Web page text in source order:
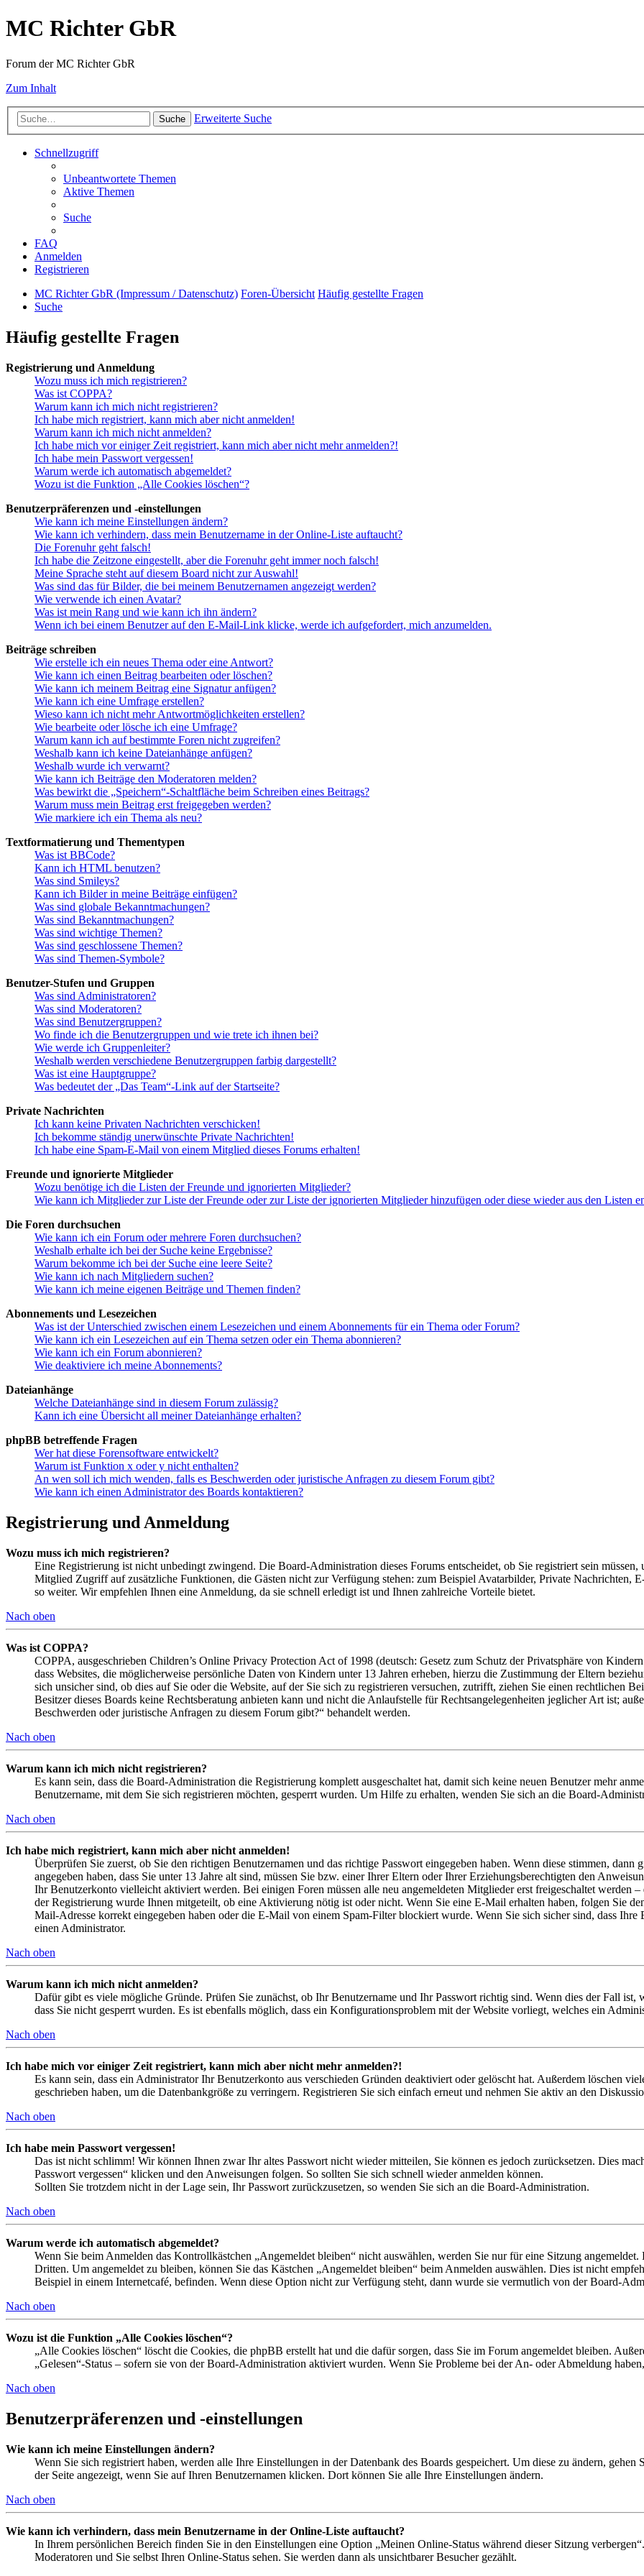
MC Richter GbR
Forum der MC Richter GbR
Zum Inhalt
Suche Erweiterte Suche
Schnellzugriff
Unbeantwortete Themen
Aktive Themen
Suche
FAQ
Anmelden
Registrieren
MC Richter GbR (Impressum / Datenschutz) Foren-Übersicht Häufig gestellte Fragen
Suche
Häufig gestellte Fragen
Registrierung und Anmeldung
Wozu muss ich mich registrieren?
Was ist COPPA?
Warum kann ich mich nicht registrieren?
Ich habe mich registriert, kann mich aber nicht anmelden!
Warum kann ich mich nicht anmelden?
Ich habe mich vor einiger Zeit registriert, kann mich aber nicht mehr anmelden?!
Ich habe mein Passwort vergessen!
Warum werde ich automatisch abgemeldet?
Wozu ist die Funktion „Alle Cookies löschen“?
Benutzerpräferenzen und -einstellungen
Wie kann ich meine Einstellungen ändern?
Wie kann ich verhindern, dass mein Benutzername in der Online-Liste auftaucht?
Die Forenuhr geht falsch!
Ich habe die Zeitzone eingestellt, aber die Forenuhr geht immer noch falsch!
Meine Sprache steht auf diesem Board nicht zur Auswahl!
Was sind das für Bilder, die bei meinem Benutzernamen angezeigt werden?
Wie verwende ich einen Avatar?
Was ist mein Rang und wie kann ich ihn ändern?
Wenn ich bei einem Benutzer auf den E-Mail-Link klicke, werde ich aufgefordert, mich anzumelden.
Beiträge schreiben
Wie erstelle ich ein neues Thema oder eine Antwort?
Wie kann ich einen Beitrag bearbeiten oder löschen?
Wie kann ich meinem Beitrag eine Signatur anfügen?
Wie kann ich eine Umfrage erstellen?
Wieso kann ich nicht mehr Antwortmöglichkeiten erstellen?
Wie bearbeite oder lösche ich eine Umfrage?
Warum kann ich auf bestimmte Foren nicht zugreifen?
Weshalb kann ich keine Dateianhänge anfügen?
Weshalb wurde ich verwarnt?
Wie kann ich Beiträge den Moderatoren melden?
Was bewirkt die „Speichern“-Schaltfläche beim Schreiben eines Beitrags?
Warum muss mein Beitrag erst freigegeben werden?
Wie markiere ich ein Thema als neu?
Textformatierung und Thementypen
Was ist BBCode?
Kann ich HTML benutzen?
Was sind Smileys?
Kann ich Bilder in meine Beiträge einfügen?
Was sind globale Bekanntmachungen?
Was sind Bekanntmachungen?
Was sind wichtige Themen?
Was sind geschlossene Themen?
Was sind Themen-Symbole?
Benutzer-Stufen und Gruppen
Was sind Administratoren?
Was sind Moderatoren?
Was sind Benutzergruppen?
Wo finde ich die Benutzergruppen und wie trete ich ihnen bei?
Wie werde ich Gruppenleiter?
Weshalb werden verschiedene Benutzergruppen farbig dargestellt?
Was ist eine Hauptgruppe?
Was bedeutet der „Das Team“-Link auf der Startseite?
Private Nachrichten
Ich kann keine Privaten Nachrichten verschicken!
Ich bekomme ständig unerwünschte Private Nachrichten!
Ich habe eine Spam-E-Mail von einem Mitglied dieses Forums erhalten!
Freunde und ignorierte Mitglieder
Wozu benötige ich die Listen der Freunde und ignorierten Mitglieder?
Wie kann ich Mitglieder zur Liste der Freunde oder zur Liste der ignorierten Mitglieder hinzufügen oder diese wieder aus den Listen
Die Foren durchsuchen
Wie kann ich ein Forum oder mehrere Foren durchsuchen?
Weshalb erhalte ich bei der Suche keine Ergebnisse?
Warum bekomme ich bei der Suche eine leere Seite?
Wie kann ich nach Mitgliedern suchen?
Wie kann ich meine eigenen Beiträge und Themen finden?
Abonnements und Lesezeichen
Was ist der Unterschied zwischen einem Lesezeichen und einem Abonnements für ein Thema oder Forum?
Wie kann ich ein Lesezeichen auf ein Thema setzen oder ein Thema abonnieren?
Wie kann ich ein Forum abonnieren?
Wie deaktiviere ich meine Abonnements?
Dateianhänge
Welche Dateianhänge sind in diesem Forum zulässig?
Kann ich eine Übersicht all meiner Dateianhänge erhalten?
phpBB betreffende Fragen
Wer hat diese Forensoftware entwickelt?
Warum ist Funktion x oder y nicht enthalten?
An wen soll ich mich wenden, falls es Beschwerden oder juristische Anfragen zu diesem Forum gibt?
Wie kann ich einen Administrator des Boards kontaktieren?
Registrierung und Anmeldung
Wozu muss ich mich registrieren?
Eine Registrierung ist nicht unbedingt zwingend. Die Board-Administration dieses Forums entscheidet, ob Sie registriert sein
Mitglied Zugriff auf zusätzliche Funktionen, die Gästen nicht zur Verfügung stehen: zum Beispiel Avatarbilder, Private Nachrichten,
so weiter. Wir empfehlen Ihnen eine Anmeldung, da sie schnell erledigt ist und Ihnen zahlreiche Vorteile bietet.
Nach oben
Was ist COPPA?
COPPA, ausgeschrieben Children’s Online Privacy Protection Act of 1998 (deutsch: Gesetz zum Schutz der Privatsphäre von
dass Websites, die möglicherweise persönliche Daten von Kindern unter 13 Jahren erheben, hierzu die Zustimmung der Eltern
sich unsicher sind, ob dies auf Sie oder die Website, auf der Sie sich zu registrieren versuchen, zutrifft, ziehen Sie einen rechtlichen
Besitzer dieses Boards keine Rechtsberatung anbieten kann und nicht die Anlaufstelle für Rechtsangelegenheiten jeglicher Art ist;
Beschwerden oder juristische Anfragen zu diesem Forum gibt?“ behandelt werden.
Nach oben
Warum kann ich mich nicht registrieren?
Es kann sein, dass die Board-Administration die Registrierung komplett ausgeschaltet hat, damit sich keine neuen Benutzer mehr
Benutzername, mit dem Sie sich registrieren möchten, gesperrt wurden. Um Hilfe zu erhalten, wenden Sie sich an die Board-
Nach oben
Ich habe mich registriert, kann mich aber nicht anmelden!
Überprüfen Sie zuerst, ob Sie den richtigen Benutzernamen und das richtige Passwort eingegeben haben. Wenn diese stimmen, dann
angegeben haben, dass Sie unter 13 Jahre alt sind, müssen Sie bzw. einer Ihrer Eltern oder Ihrer Erziehungsberechtigten den
Ihr Benutzerkonto vielleicht aktiviert werden. Bei einigen Foren müssen alle neu angemeldeten Mitglieder erst freigeschaltet werden
der Registrierung wurde Ihnen mitgeteilt, ob eine Aktivierung nötig ist oder nicht. Wenn Sie eine E-Mail erhalten haben, folgen Sie
Mail-Adresse korrekt eingegeben haben oder die E-Mail von einem Spam-Filter blockiert wurde. Wenn Sie sich sicher sind, dass
einen Administrator.
Nach oben
Warum kann ich mich nicht anmelden?
Dafür gibt es viele mögliche Gründe. Prüfen Sie zunächst, ob Ihr Benutzername und Ihr Passwort richtig sind. Wenn dies der Fall ist,
dass Sie nicht gesperrt wurden. Es ist ebenfalls möglich, dass ein Konfigurationsproblem mit der Website vorliegt, welches ein
Nach oben
Ich habe mich vor einiger Zeit registriert, kann mich aber nicht mehr anmelden?!
Es kann sein, dass ein Administrator Ihr Benutzerkonto aus verschieden Gründen deaktiviert oder gelöscht hat. Außerdem löschen
geschrieben haben, um die Datenbankgröße zu verringern. Registrieren Sie sich einfach erneut und nehmen Sie aktiv an den
Nach oben
Ich habe mein Passwort vergessen!
Das ist nicht schlimm! Wir können Ihnen zwar Ihr altes Passwort nicht wieder mitteilen, Sie können es jedoch zurücksetzen. Dies
Passwort vergessen“ klicken und den Anweisungen folgen. So sollten Sie sich schnell wieder anmelden können.
Sollten Sie trotzdem nicht in der Lage sein, Ihr Passwort zurückzusetzen, so wenden Sie sich an die Board-Administration.
Nach oben
Warum werde ich automatisch abgemeldet?
Wenn Sie beim Anmelden das Kontrollkästchen „Angemeldet bleiben“ nicht auswählen, werden Sie nur für eine Sitzung
Dritten. Um angemeldet zu bleiben, können Sie das Kästchen „Angemeldet bleiben“ beim Anmelden auswählen. Dies ist nicht
Beispiel in einem Internetcafé, befinden. Wenn diese Option nicht zur Verfügung steht, dann wurde sie vermutlich von der Board-
Nach oben
Wozu ist die Funktion „Alle Cookies löschen“?
„Alle Cookies löschen“ löscht die Cookies, die phpBB erstellt hat und die dafür sorgen, dass Sie im Forum angemeldet bleiben.
„Gelesen“-Status – sofern sie von der Board-Administration aktiviert wurden. Wenn Sie Probleme bei der An- oder Abmeldung
Nach oben
Benutzerpräferenzen und -einstellungen
Wie kann ich meine Einstellungen ändern?
Wenn Sie sich registriert haben, werden alle Ihre Einstellungen in der Datenbank des Boards gespeichert. Um diese zu ändern,
der Seite angezeigt, wenn Sie auf Ihren Benutzernamen klicken. Dort können Sie alle Ihre Einstellungen ändern.
Nach oben
Wie kann ich verhindern, dass mein Benutzername in der Online-Liste auftaucht?
In Ihrem persönlichen Bereich finden Sie in den Einstellungen eine Option „Meinen Online-Status während dieser Sitzung
Moderatoren und Sie selbst Ihren Online-Status sehen. Sie werden dann als unsichtbarer Besucher gezählt.